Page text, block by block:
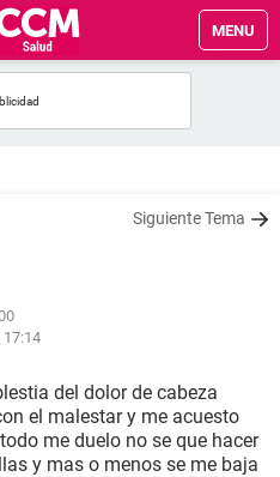
MENU
Siguiente Tema
17:14
del dolor de cabeza
el malestar y me acuesto
me duelo no se que hacer
y mas o menos se me baja